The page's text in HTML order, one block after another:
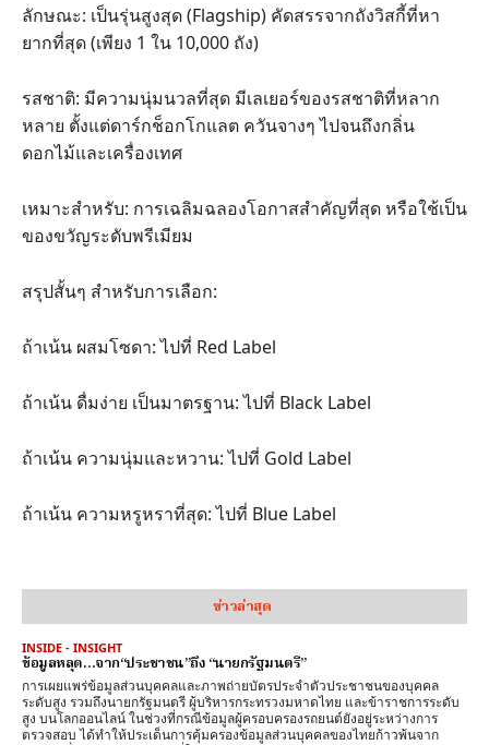
​ลักษณะ: เป็นรุ่นสูงสุด (Flagship) คัดสรรจากถังวิสกี้ที่หา
ยากที่สุด (เพียง 1 ใน 10,000 ถัง)
​รสชาติ: มีความนุ่มนวลที่สุด มีเลเยอร์ของรสชาติที่หลาก
หลาย ตั้งแต่ดาร์กช็อกโกแลต ควันจางๆ ไปจนถึงกลิ่น
ดอกไม้และเครื่องเทศ
​เหมาะสำหรับ: การเฉลิมฉลองโอกาสสำคัญที่สุด หรือใช้เป็น
ของขวัญระดับพรีเมียม
​สรุปสั้นๆ สำหรับการเลือก:
​ถ้าเน้น ผสมโซดา: ไปที่ Red Label
​ถ้าเน้น ดื่มง่าย เป็นมาตรฐาน: ไปที่ Black Label
​ถ้าเน้น ความนุ่มและหวาน: ไปที่ Gold Label
​ถ้าเน้น ความหรูหราที่สุด: ไปที่ Blue Label
ข่าวล่าสุด
INSIDE - INSIGHT
ข้อมูลหลุด…จาก“ประชาชน”ถึง “นายกรัฐมนตรี”
การเผยแพร่ข้อมูลส่วนบุคคลและภาพถ่ายบัตรประจำตัวประชาชนของบุคคล
ระดับสูง รวมถึงนายกรัฐมนตรี ผู้บริหารกระทรวงมหาดไทย และข้าราชการระดับ
สูง บนโลกออนไลน์ ในช่วงที่กรณีข้อมูลผู้ครอบครองรถยนต์ยังอยู่ระหว่างการ
ตรวจสอบ ได้ทำให้ประเด็นการคุ้มครองข้อมูลส่วนบุคคลของไทยก้าวพ้นจาก